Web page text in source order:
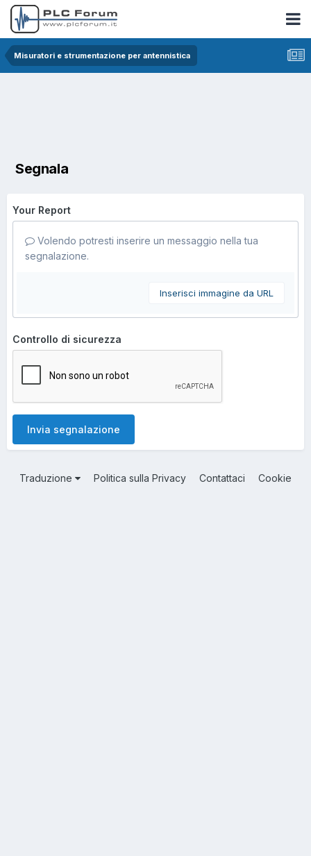
Misuratori e strumentazione per antennistica
Segnala
Your Report
Volendo potresti inserire un messaggio nella tua
segnalazione.
Inserisci immagine da URL
Controllo di sicurezza
Invia segnalazione
Traduzione Politica sulla Privacy Contattaci Cookie